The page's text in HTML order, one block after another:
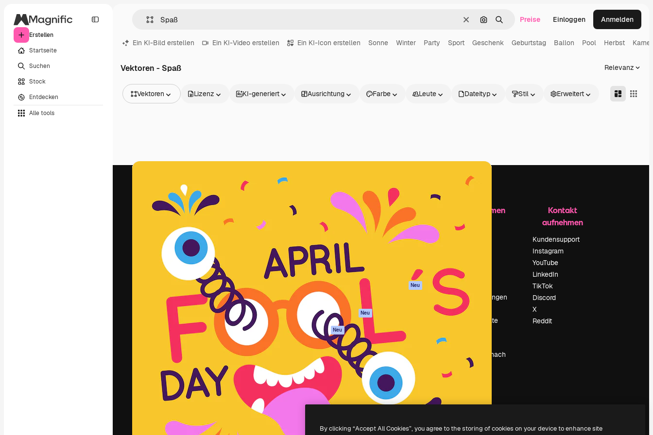
Erstellen
Startseite
Suchen
Stock
Entdecken
Alle tools
LöschenNach Bild suchen
SuchenPreise Einloggen Anmelden
Ein KI-Bild erstellen Ein KI-Video erstellen Ein KI-Icon erstellen Sonne Winter Party Sport Geschenk Geburtstag Ballon Pool Herbst
Vektoren - Spaß Relevanz
Vektoren
Videos
Videovorlagen
3D-Modelle
Schriftarten
Lizenz KI-generiert Ausrichtung Farbe Leute Dateityp Stil Erweitert
Die kreative Plattform, um deine beste
Arbeit zu verwirklichen. Mehr als 1 Million
Abonnenten unter Kreativen, Unternehmen,
Agenturen und Studios.
Produkte
Spaces
KI-Bildgenerator
KI-Videogenerator
KI-
Stimmengenerator
Stock-Inhalte
MCP für
Claude/ChatGPT
Neu
Agenten Neu
Mobile App
Alle Magnific-Tools
Loslegen
Academy
Dokumentation
Datenschutzerklärung
Neu
Vertrauenszentrum
Unternehmen
Unternehmen
Preise
Suchtrends
Blog
Veranstaltungen
Slidesgo
Deine Inhalte
Suchst du nach
magnific.ai
Kontakt
aufnehmen
Kundensupport
Instagram
YouTube
LinkedIn
TikTok
Discord
X
Reddit
Copyright © 2010-2026 Freepik Company S.L.U. Alle Rechte vorbehalten.
By clicking “Accept All Cookies”, you agree to the storing of cookies on your device to enhance site